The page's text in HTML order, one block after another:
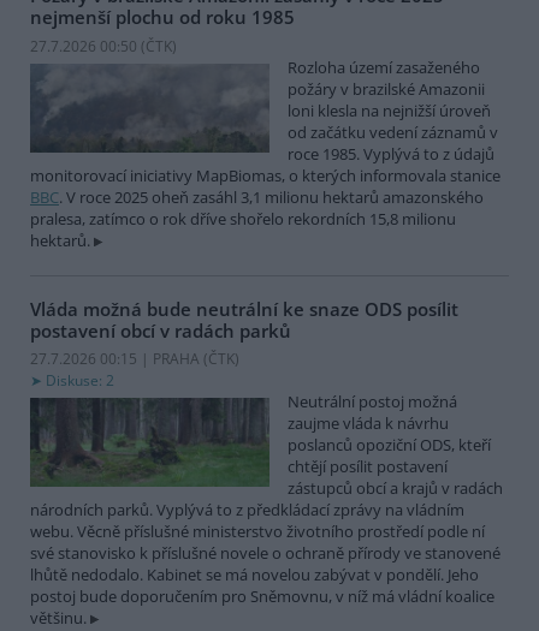
nejmenší plochu od roku 1985
27.7.2026 00:50 (ČTK)
Rozloha území zasaženého
požáry v brazilské Amazonii
loni klesla na nejnižší úroveň
od začátku vedení záznamů v
roce 1985. Vyplývá to z údajů
monitorovací iniciativy MapBiomas, o kterých informovala stanice
BBC. V roce 2025 oheň zasáhl 3,1 milionu hektarů amazonského
pralesa, zatímco o rok dříve shořelo rekordních 15,8 milionu
hektarů.
Vláda možná bude neutrální ke snaze ODS posílit
postavení obcí v radách parků
27.7.2026 00:15 | PRAHA (ČTK)
Diskuse: 2
Neutrální postoj možná
zaujme vláda k návrhu
poslanců opoziční ODS, kteří
chtějí posílit postavení
zástupců obcí a krajů v radách
národních parků. Vyplývá to z předkládací zprávy na vládním
webu. Věcně příslušné ministerstvo životního prostředí podle ní
své stanovisko k příslušné novele o ochraně přírody ve stanovené
lhůtě nedodalo. Kabinet se má novelou zabývat v pondělí. Jeho
postoj bude doporučením pro Sněmovnu, v níž má vládní koalice
většinu.